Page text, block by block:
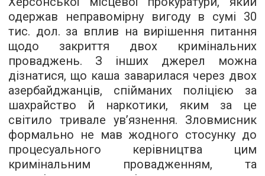
одержав неправомірну вигоду в сумі 30
тис. дол. за вплив на вирішення питання
щодо закриття двох кримінальних
проваджень. З інших джерел можна
дізнатися, що каша заварилася через двох
азербайджанців, спійманих поліцією за
шахрайство й наркотики, яким за це
світило тривале ув’язнення. Зловмисник
формально не мав жодного стосунку до
процесуального керівництва цим
кримінальним провадженням, та